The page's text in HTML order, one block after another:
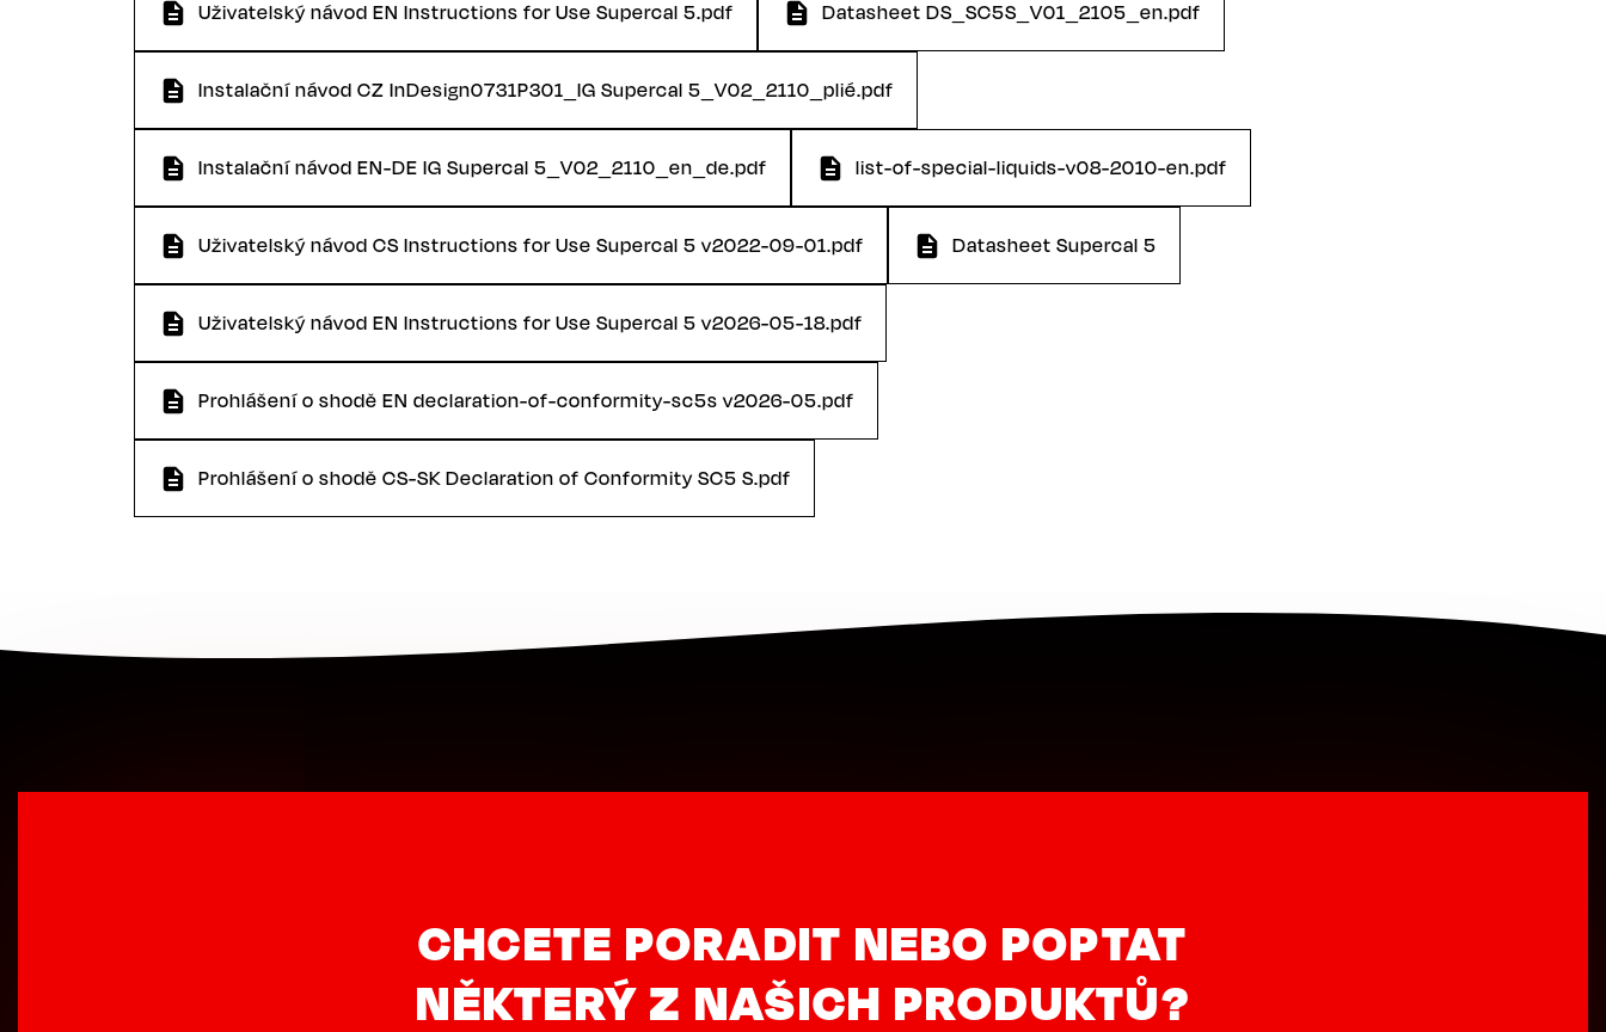
Uživatelský návod EN Instructions for Use Supercal 5.pdf Datasheet DS_SC5S_V01_2105_en.pdf
Instalační návod CZ InDesign0731P301_IG Supercal 5_V02_2110_plié.pdf
Instalační návod EN-DE IG Supercal 5_V02_2110_en_de.pdf list-of-special-liquids-v08-2010-en.pdf
Uživatelský návod CS Instructions for Use Supercal 5 v2022-09-01.pdf Datasheet Supercal 5
Uživatelský návod EN Instructions for Use Supercal 5 v2026-05-18.pdf
Prohlášení o shodě EN declaration-of-conformity-sc5s v2026-05.pdf
Prohlášení o shodě CS-SK Declaration of Conformity SC5 S.pdf
CHCETE PORADIT NEBO POPTAT
NĚKTERÝ Z NAŠICH PRODUKTŮ?